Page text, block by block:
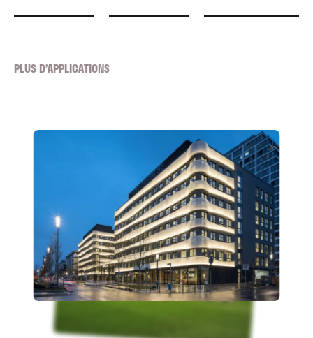
PLUS D’APPLICATIONS